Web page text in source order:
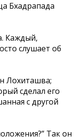
Бхадрапада
Каждый,
слушает об
Лохиташва;
сделал его
с другой
Так он